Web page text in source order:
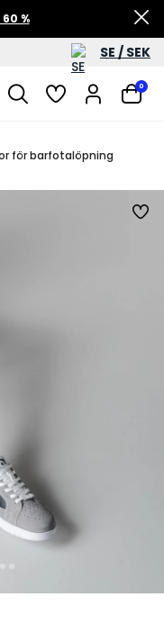
%
SE / SEK
0
för barfotalöpning